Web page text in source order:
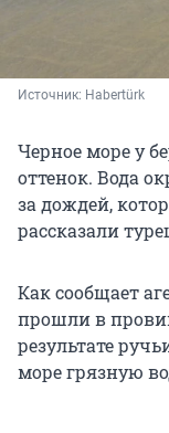
Источник: Habertürk
Черное море у
оттенок. Вода
за дождей,
рассказали
Как сообщает
прошли в
результате
море грязную